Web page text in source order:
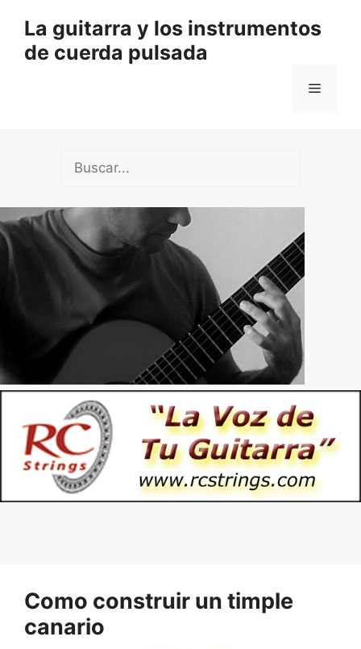
contenido
La guitarra y los instrumentos
de cuerda pulsada
Menú
Como construir un timple
canario